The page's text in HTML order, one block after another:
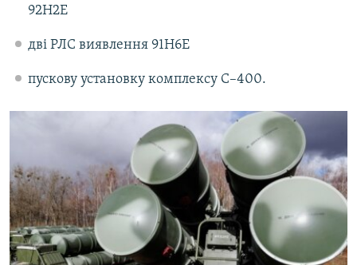
92Н2Е
дві РЛС виявлення 91Н6Е
пускову установку комплексу С–400.